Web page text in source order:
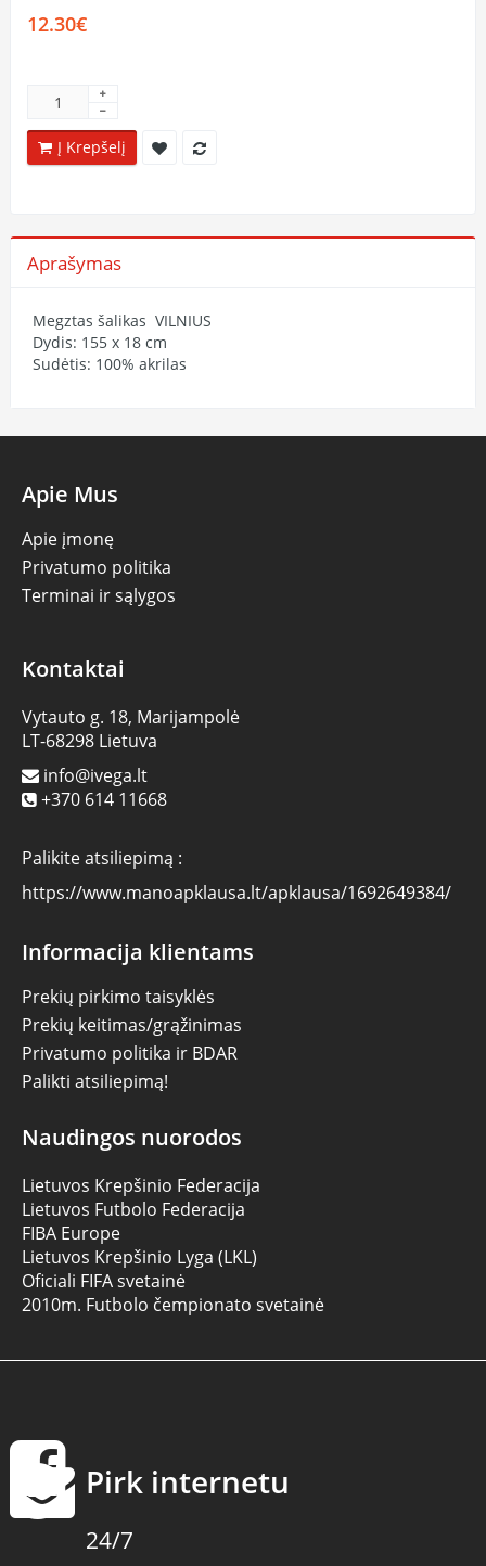
12.30€
Į Krepšelį
Aprašymas
Megztas šalikas VILNIUS
Dydis: 155 x 18 cm
Sudėtis: 100% akrilas
Apie Mus
Apie įmonę
Privatumo politika
Terminai ir sąlygos
Kontaktai
Vytauto g. 18, Marijampolė
LT-68298 Lietuva
info@ivega.lt
+370 614 11668
Palikite atsiliepimą :
https://www.manoapklausa.lt/apklausa/1692649384/
Informacija klientams
Prekių pirkimo taisyklės
Prekių keitimas/grąžinimas
Privatumo politika ir BDAR
Palikti atsiliepimą!
Naudingos nuorodos
Lietuvos Krepšinio Federacija
Lietuvos Futbolo Federacija
FIBA Europe
Lietuvos Krepšinio Lyga (LKL)
Oficiali FIFA svetainė
2010m. Futbolo čempionato svetainė
Pirk internetu
24/7